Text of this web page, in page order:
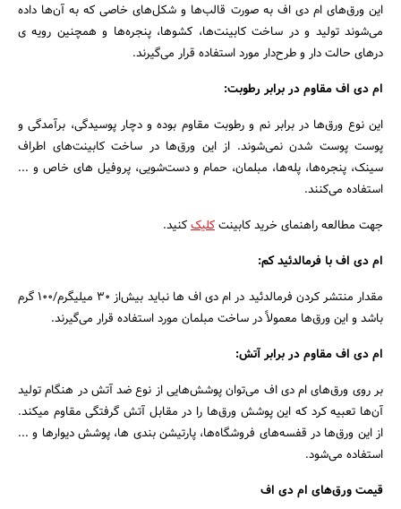
این ورق‌های ام دی اف به‌ صورت قالب‌ها و شکل‌های خاصی که به آن‌ها داده
می‌شوند تولید و در ساخت کابینت‌ها، کشوها، پنجره‌ها و همچنین رویه ی
درهای حالت دار و طرح‌دار مورد استفاده قرار می‌گیرند.
ام دی اف مقاوم در برابر رطوبت:
این نوع ورق‌ها در برابر نم و رطوبت مقاوم بوده و دچار پوسیدگی، برآمدگی و
پوست پوست شدن نمی‌شوند. از این ورق‌ها در ساخت کابینت‌های اطراف
سینک، پنجره‌ها، پله‌ها، مبلمان، حمام و دست‌شویی، پروفیل‌ های خاص و ...
استفاده می‌کنند.
جهت مطالعه راهنمای خرید کابینتکلیککنید.
ام دی اف با فرمالدئید کم:
مقدار منتشر کردن فرمالدئید در ام دی اف ها نباید بیش‌از ۳۰ میلیگرم/۱۰۰ گرم
باشد و این ورق‌ها معمولاً در ساخت مبلمان مورد استفاده قرار می‌گیرند.
ام دی اف مقاوم در برابر آتش:
بر روی ورق‌های ام دی اف می‌توان پوشش‌هایی از نوع ضد آتش در هنگام تولید
آن‌ها تعبیه کرد که این پوشش ورق‌ها را در مقابل آتش گرفتگی مقاوم میکند.
از این ورق‌ها در قفسه‌های فروشگاه‌ها، پارتیشن‌ بندی ها، پوشش دیوارها و ...
استفاده می‌شود.
قیمت ورق‌های ام دی اف